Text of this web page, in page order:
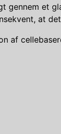
et
at
af